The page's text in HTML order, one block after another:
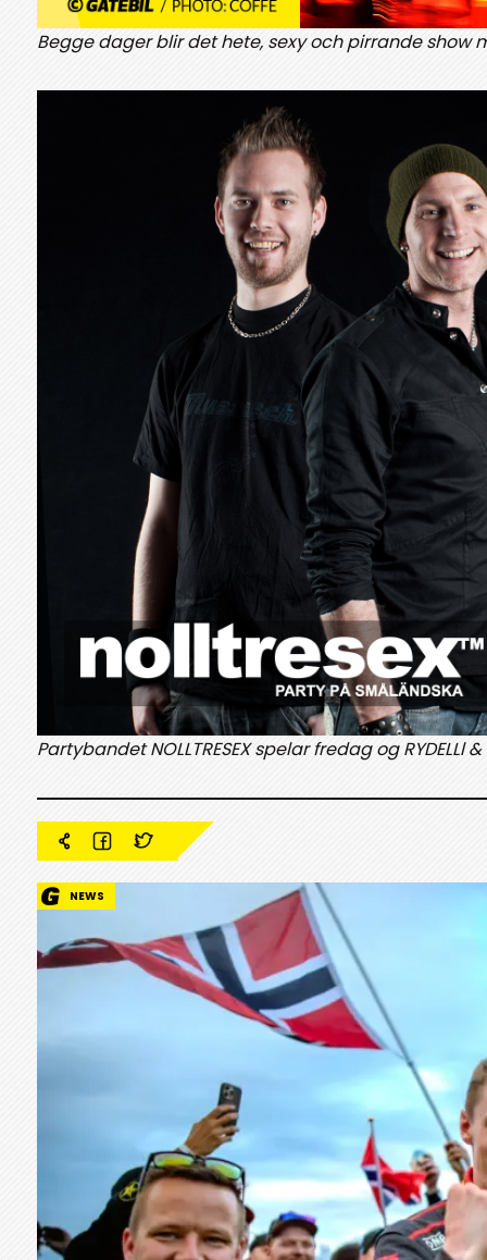
Begge dager blir det hete, sexy och pirrande show
Partybandet NOLLTRESEX spelar fredag og RYDELLl
NEWS